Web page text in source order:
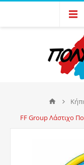
FF Group Λάστιχο